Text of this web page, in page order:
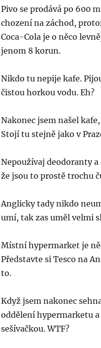
Pivo se prodává po 600
chození na záchod,
Coca-Cola je o něco
jenom 8 korun.
Nikdo tu nepije kafe.
čistou horkou vodu. Eh?
Nakonec jsem našel
Stojí tu stejně jako v
Nepoužívaj deodoranty a
že jsou to prostě trochu
Anglicky tady nikdo
umí, tak zas uměl velmi
Místní hypermarket je
Představte si Tesco na
to.
Když jsem nakonec
oddělení hypermarketu a
sešívačkou. WTF?